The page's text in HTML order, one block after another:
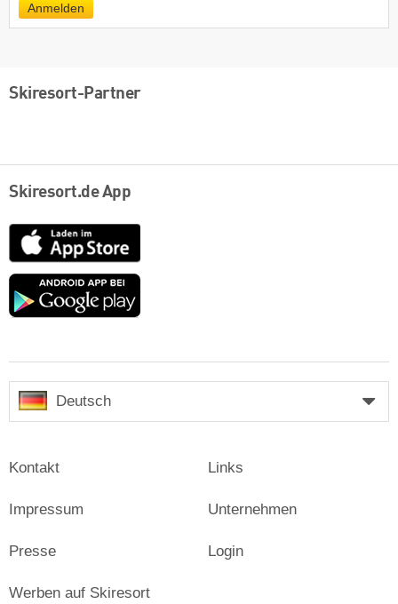
Anmelden
Skiresort-Partner
Skiresort.de App
App
Store
Google
Deutsch
Kontakt
Impressum
Presse
Links
Unternehmen
Login
Werben auf Skiresort